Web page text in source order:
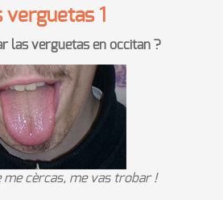
1
las verguetas en occitan ?
me cèrcas, me vas trobar !